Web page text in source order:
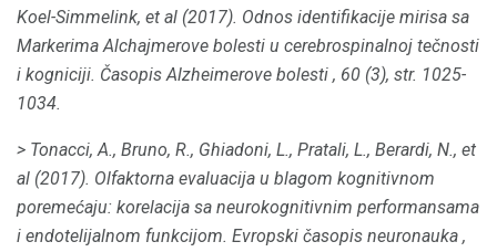
Koel-Simmelink, et al (2017). Odnos identifikacije mirisa sa
Markerima Alchajmerove bolesti u cerebrospinalnoj tečnosti
i kogniciji. Časopis Alzheimerove bolesti , 60 (3), str. 1025-
1034.
> Tonacci, A., Bruno, R., Ghiadoni, L., Pratali, L., Berardi, N., et
al (2017). Olfaktorna evaluacija u blagom kognitivnom
poremećaju: korelacija sa neurokognitivnim performansama
i endotelijalnom funkcijom. Evropski časopis neuronauka ,